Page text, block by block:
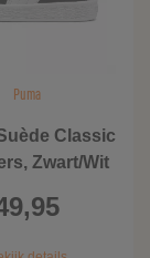
Puma
Classic
Zwart/Wit